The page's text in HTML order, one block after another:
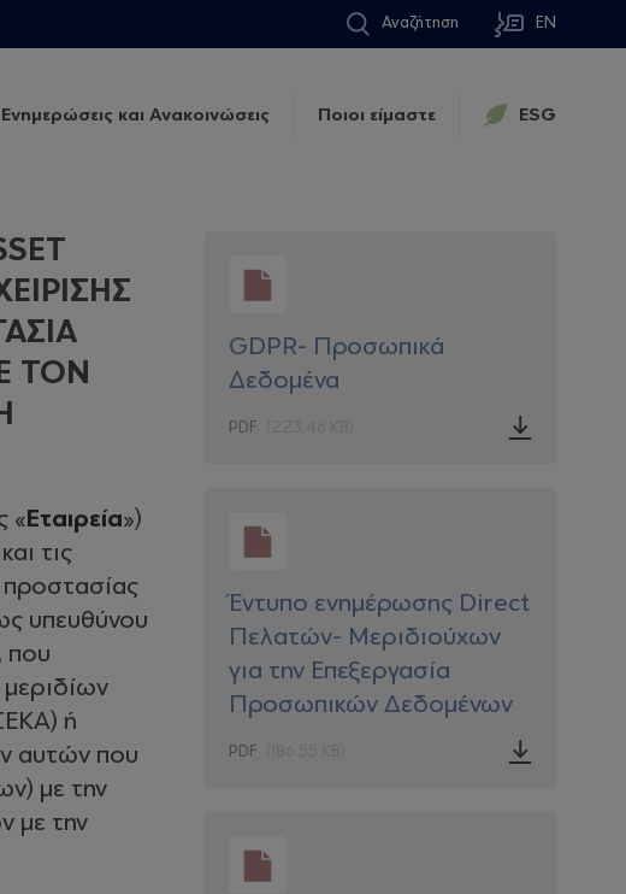
Αναζήτηση EN
Ενημερώσεις και Ανακοινώσεις Ποιοι είμαστε ESG
ΤΟΝ
«Εταιρεία»)
τις
προστασίας
υπευθύνου
που
μεριδίων
ή
αυτών που
με την
με την
GDPR- Προσωπικά
Δεδομένα
PDF
Έντυπο ενημέρωσης Direct
Πελατών- Μεριδιούχων
για την Επεξεργασία
Προσωπικών Δεδομένων
PDF